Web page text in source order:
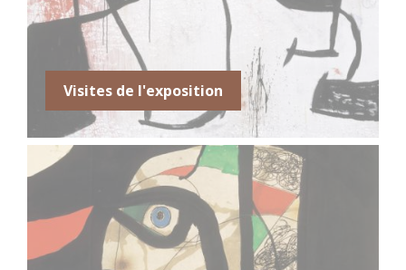
Toute la
journée
Joan Miró. Majorque, l'atelier
des rêves
26 juillet 2026
dimanche
Toute la
journée
Joan Miró. Majorque, l'atelier
des rêves
27 juillet 2026
Toute la
journée
Joan Miró. Majorque, l'atelier
des rêves
Visites de l'exposition